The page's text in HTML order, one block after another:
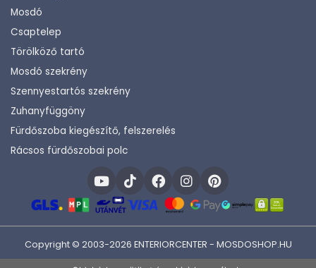
Mosdó
Csaptelep
Törölköző tartó
Mosdó szekrény
Szennyestartós szekrény
Zuhanyfüggöny
Fürdőszoba kiegészítő, felszerelés
Rácsos fürdőszobai polc
Copyright © 2003-2026 ENTERIORCENTER - MOSDOSHOP.HU